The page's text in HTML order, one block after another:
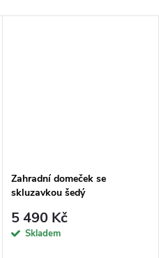
Zahradní domeček se
skluzavkou šedý
5 490 Kč
Skladem